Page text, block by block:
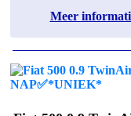
Meer